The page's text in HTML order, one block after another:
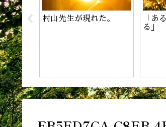
村山先生が現れた。
「あ
る」